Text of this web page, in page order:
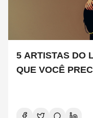
5 ARTISTAS DO
QUE VOCÊ